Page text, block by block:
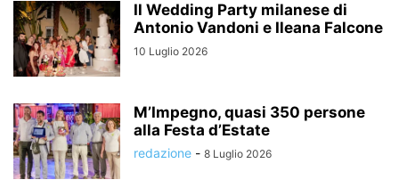
Il Wedding Party milanese di
Antonio Vandoni e Ileana Falcone
10 Luglio 2026
M’Impegno, quasi 350 persone
alla Festa d’Estate
redazione - 8 Luglio 2026